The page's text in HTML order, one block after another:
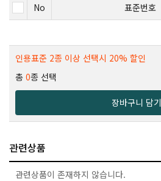
No 표준번호
인용표준 2종 이상 선택시 20% 할인
총 0종 선택
장바구니 담기
관련상품
관련상품이 존재하지 않습니다.